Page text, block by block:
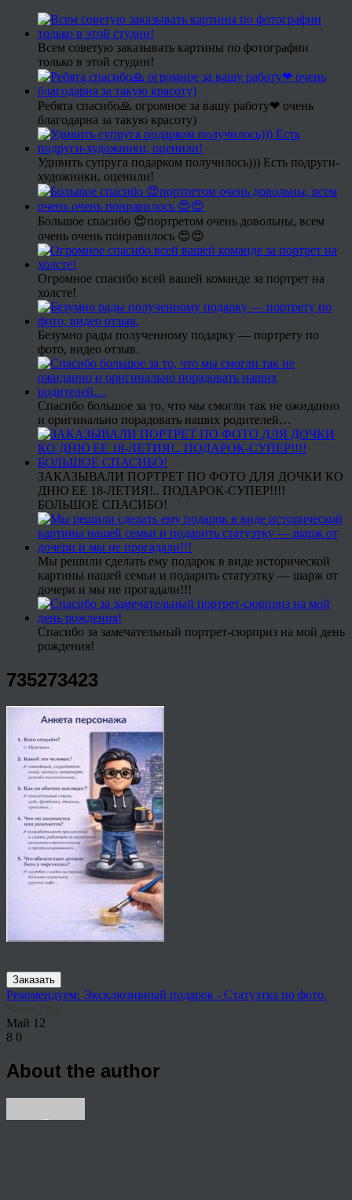
Всем советую заказывать картины по фотографии
только в этой студии!
Ребята спасибо🙏 огромное за вашу работу❤ очень
благодарна за такую красоту)
Удивить супруга подарком получилось))) Есть подруги-
художники, оценили!
Большое спасибо 😍портретом очень довольны, всем
очень очень понравилось 😍😍
Огромное спасибо всей вашей команде за портрет на
холсте!
Безумно рады полученному подарку — портрету по
фото, видео отзыв.
Спасибо большое за то, что мы смогли так не ожиданно
и оригинально порадовать наших родителей…
ЗАКАЗЫВАЛИ ПОРТРЕТ ПО ФОТО ДЛЯ ДОЧКИ КО
ДНЮ ЕЕ 18-ЛЕТИЯ!.. ПОДАРОК-СУПЕР!!!!
БОЛЬШОЕ СПАСИБО!
Мы решили сделать ему подарок в виде исторической
картины нашей семьи и подарить статуэтку — шарж от
дочери и мы не прогадали!!!
Спасибо за замечательный портрет-сюрприз на мой день
рождения!
735273423
Заказать
Рекомендуем: Эксклюзивный подарок - Статуэтка по фото.
Май 12
8 0
About the author